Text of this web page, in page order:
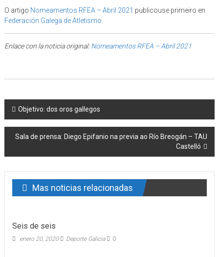
O artigo Nomeamentos RFEA – Abril 2021 publicouse primeiro en
Federación Galega de Atletismo.
Enlace con la noticia original:Nomeamentos RFEA – Abril 2021
Post navigation
Objetivo: dos oros gallegos
Sala de prensa: Diego Epifanio na previa ao Río Breogán – TAU
Castelló
Mas noticias relacionadas
Seis de seis
enero 20, 2020 Deporte Galicia 0